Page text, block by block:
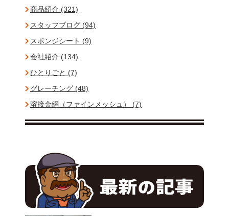
商品紹介 (321)
スタッフブログ (94)
スポンジシート (9)
会社紹介 (134)
ひとりごと (7)
グレーチング (48)
溶接金網（ファインメッシュ） (7)